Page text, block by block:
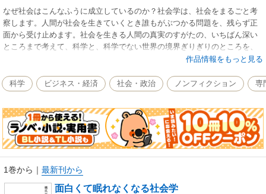
なぜ社会はこんなふうに成立しているのか？社会学は、社会をまるごと考
察します。人間が社会を生きていくとき誰もがぶつかる問題を、残らず正
面から受け止めます。社会を生きる人間の真実のすがたの、いちばん深い
ところまで考えて、科学と、科学でない世界の境界ぎりぎりのところを、
科学の側から考えていきます。その昔、社会学の教科書を、ひと通り読み
使うのはやめ、自分で納得した言葉だけを集めて磨き、自分の社会学をい
ちから築くことにしました。この本にまとめてあるのは、そうした私の
（かもしれない）、これから社会に旅立つ若い人びとのための手引き書で
す。
作品情報をもっと見る
科学 ビジネス・経済 社会・政治 ノンフィクション 専
1巻から ｜ 最新刊から
面白くて眠れなくなる社会学